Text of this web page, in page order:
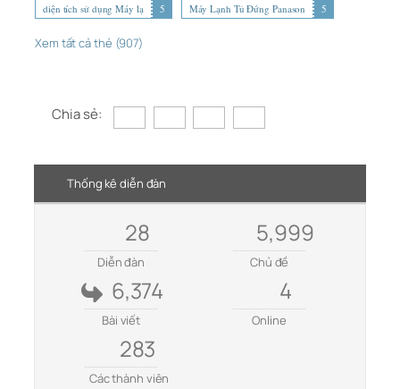
diện tích sử dụng Máy lạ
5 Máy Lạnh Tủ Đứng Panason 5
Xem tất cả thẻ (907)
Chia sẻ:
Thống kê diễn đàn
28
Diễn đàn
5,999
Chủ đề
6,374
Bài viết
4
Online
283
Các thành viên